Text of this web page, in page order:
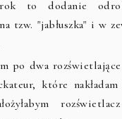
to dodanie
tzw. "jabłuszka" i w
po dwa
które